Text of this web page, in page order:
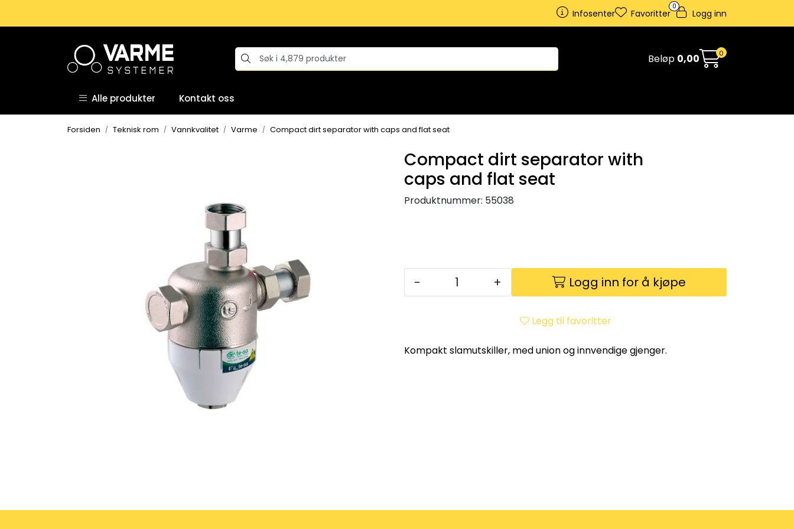
Infosenter
0
Favoritter Logg inn
Beløp 0,00 0
Alle produkter Kontakt oss
Forsiden Teknisk rom Vannkvalitet Varme Compact dirt separator with caps and flat seat
Compact dirt separator with
caps and flat seat
Produktnummer: 55038
- + Logg inn for å kjøpe
Legg til favoritter
Kompakt slamutskiller, med union og innvendige gjenger.